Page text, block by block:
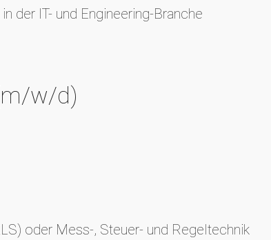
der IT- und Engineering-Branche
w/d)
oder Mess-, Steuer- und Regeltechnik